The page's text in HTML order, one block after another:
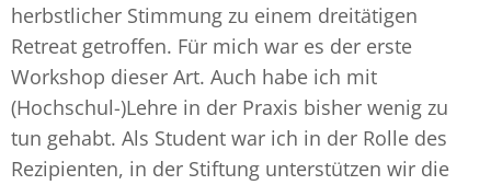
herbstlicher Stimmung zu einem dreitätigen
Retreat getroffen. Für mich war es der erste
Workshop dieser Art. Auch habe ich mit
(Hochschul-)Lehre in der Praxis bisher wenig zu
tun gehabt. Als Student war ich in der Rolle des
Rezipienten, in der Stiftung unterstützen wir die